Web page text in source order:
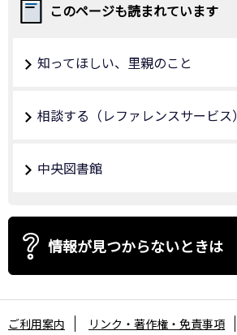
このページも読まれています
知ってほしい、里親のこと
相談する（レファレンスサービス）
中央図書館
情報が見つからないときは
ご利用案内 リンク・著作権・免責事項